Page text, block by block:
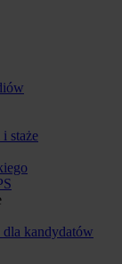
staże
dla kandydatów